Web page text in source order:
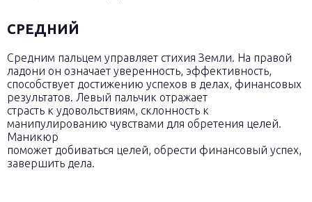
СРЕДНИЙ
Средним пальцем управляет стихия Земли. На правой
ладони он означает уверенность, эффективность,
способствует достижению успехов в делах, финансовых
результатов. Левый пальчик отражает
страсть к удовольствиям, склонность к
манипулированию чувствами для обретения целей.
Маникюр
поможет добиваться целей, обрести финансовый успех,
завершить дела.